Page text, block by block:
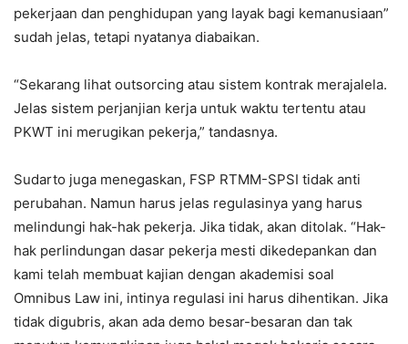
pekerjaan dan penghidupan yang layak bagi kemanusiaan”
sudah jelas, tetapi nyatanya diabaikan.
“Sekarang lihat outsorcing atau sistem kontrak merajalela.
Jelas sistem perjanjian kerja untuk waktu tertentu atau
PKWT ini merugikan pekerja,” tandasnya.
Sudarto juga menegaskan, FSP RTMM-SPSI tidak anti
perubahan. Namun harus jelas regulasinya yang harus
melindungi hak-hak pekerja. Jika tidak, akan ditolak. “Hak-
hak perlindungan dasar pekerja mesti dikedepankan dan
kami telah membuat kajian dengan akademisi soal
Omnibus Law ini, intinya regulasi ini harus dihentikan. Jika
tidak digubris, akan ada demo besar-besaran dan tak